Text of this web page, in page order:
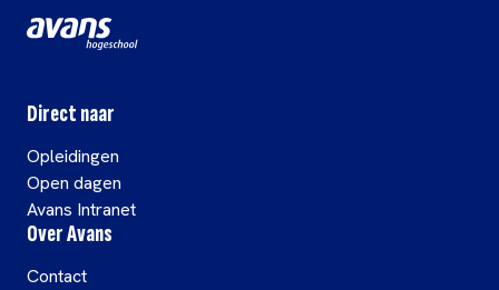
Direct naar
Opleidingen
Open dagen
Avans Intranet
Over Avans
Contact